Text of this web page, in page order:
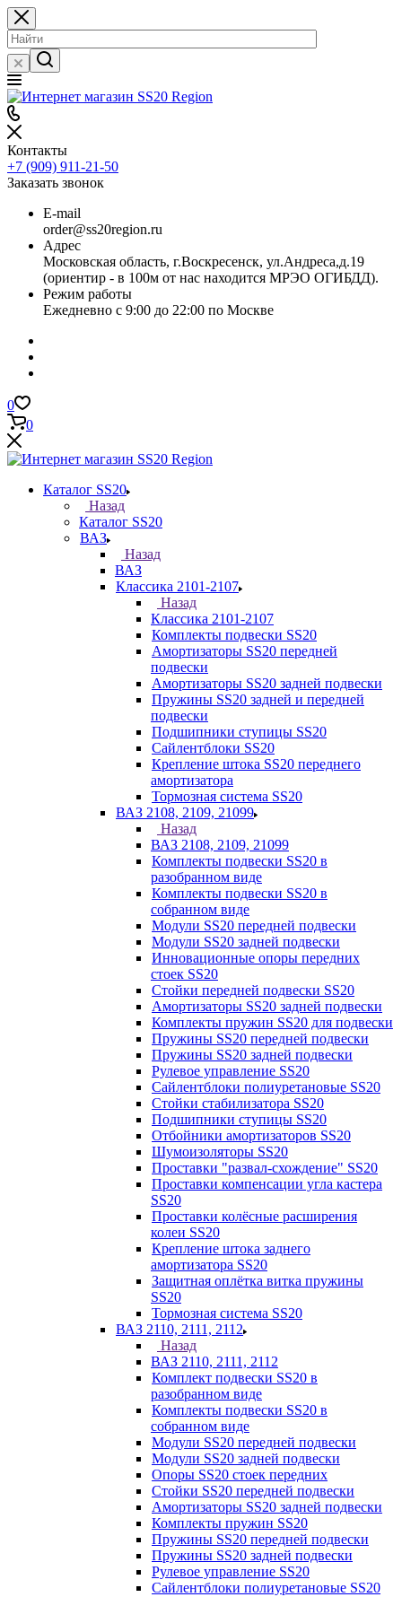
Контакты
+7 (909) 911-21-50
Заказать звонок
E-mail
order@ss20region.ru
Адрес
Московская область, г.Воскресенск, ул.Андреса,д.19
(ориентир - в 100м от нас находится МРЭО ОГИБДД).
Режим работы
Ежедневно с 9:00 до 22:00 по Москве
0
0
Каталог SS20
Назад
Каталог SS20
ВАЗ
Назад
ВАЗ
Классика 2101-2107
Назад
Классика 2101-2107
Комплекты подвески SS20
Амортизаторы SS20 передней
подвески
Амортизаторы SS20 задней подвески
Пружины SS20 задней и передней
подвески
Подшипники ступицы SS20
Сайлентблоки SS20
Крепление штока SS20 переднего
амортизатора
Тормозная система SS20
ВАЗ 2108, 2109, 21099
Назад
ВАЗ 2108, 2109, 21099
Комплекты подвески SS20 в
разобранном виде
Комплекты подвески SS20 в
собранном виде
Модули SS20 передней подвески
Модули SS20 задней подвески
Инновационные опоры передних
стоек SS20
Стойки передней подвески SS20
Амортизаторы SS20 задней подвески
Комплекты пружин SS20 для подвески
Пружины SS20 передней подвески
Пружины SS20 задней подвески
Рулевое управление SS20
Сайлентблоки полиуретановые SS20
Стойки стабилизатора SS20
Подшипники ступицы SS20
Отбойники амортизаторов SS20
Шумоизоляторы SS20
Проставки "развал-схождение" SS20
Проставки компенсации угла кастера
SS20
Проставки колёсные расширения
колеи SS20
Крепление штока заднего
амортизатора SS20
Защитная оплётка витка пружины
SS20
Тормозная система SS20
ВАЗ 2110, 2111, 2112
Назад
ВАЗ 2110, 2111, 2112
Комплект подвески SS20 в
разобранном виде
Комплекты подвески SS20 в
собранном виде
Модули SS20 передней подвески
Модули SS20 задней подвески
Опоры SS20 стоек передних
Стойки SS20 передней подвески
Амортизаторы SS20 задней подвески
Комплекты пружин SS20
Пружины SS20 передней подвески
Пружины SS20 задней подвески
Рулевое управление SS20
Сайлентблоки полиуретановые SS20